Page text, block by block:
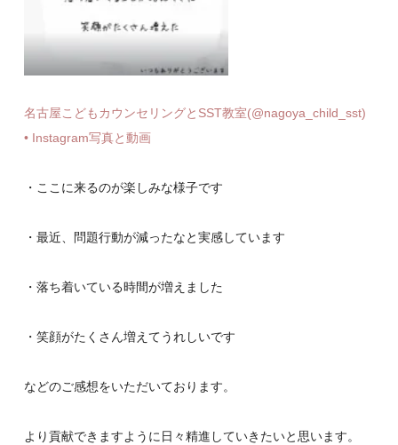
名古屋こどもカウンセリングとSST教室(@nagoya_child_sst)
• Instagram写真と動画
・ここに来るのが楽しみな様子です
・最近、問題行動が減ったなと実感しています
・落ち着いている時間が増えました
・笑顔がたくさん増えてうれしいです
などのご感想をいただいております。
より貢献できますように日々精進していきたいと思います。